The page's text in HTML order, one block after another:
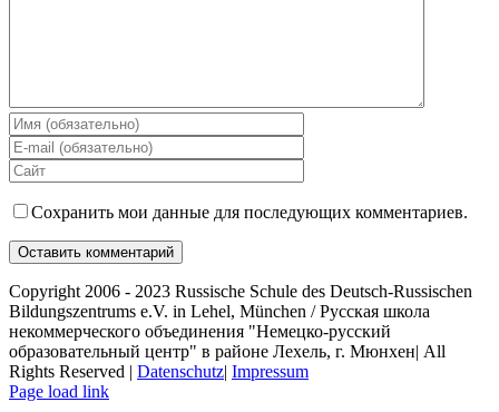
Сохранить мои данные для последующих комментариев.
Copyright 2006 - 2023 Russische Schule des Deutsch-Russischen
Bildungszentrums e.V. in Lehel, München / Русская школа
некоммерческого объединения "Немецко-русский
образовательный центр" в районе Лехель, г. Мюнхен| All
Rights Reserved | Datenschutz| Impressum
Page load link